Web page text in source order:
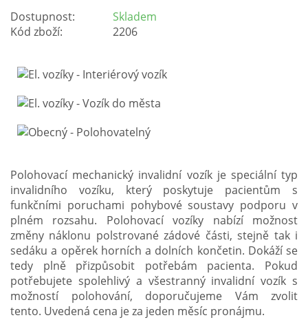
Dostupnost:
Skladem
Kód zboží:
2206
Polohovací mechanický invalidní vozík je speciální typ
invalidního vozíku, který poskytuje pacientům s
funkčními poruchami pohybové soustavy podporu v
plném rozsahu. Polohovací vozíky nabízí možnost
změny náklonu polstrované zádové části, stejně tak i
sedáku a opěrek horních a dolních končetin. Dokáží se
tedy plně přizpůsobit potřebám pacienta. Pokud
potřebujete spolehlivý a všestranný invalidní vozík s
možností polohování, doporučujeme Vám zvolit
tento. Uvedená cena je za jeden měsíc pronájmu.